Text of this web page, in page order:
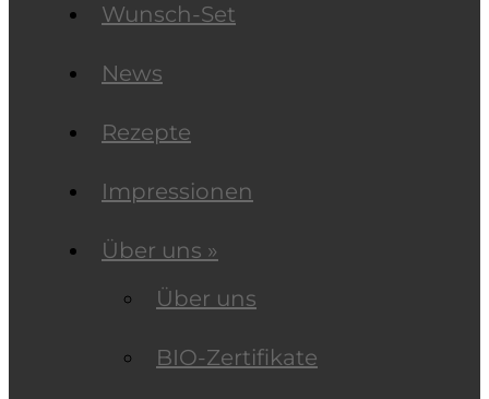
Wunsch-Set
News
Rezepte
Impressionen
Über uns »
Über uns
BIO-Zertifikate